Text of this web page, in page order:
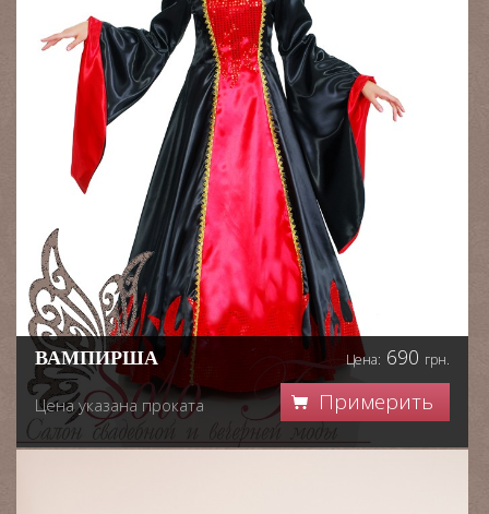
ВАМПИРША
Цена указана проката
Цена: 690 грн.
Примерить